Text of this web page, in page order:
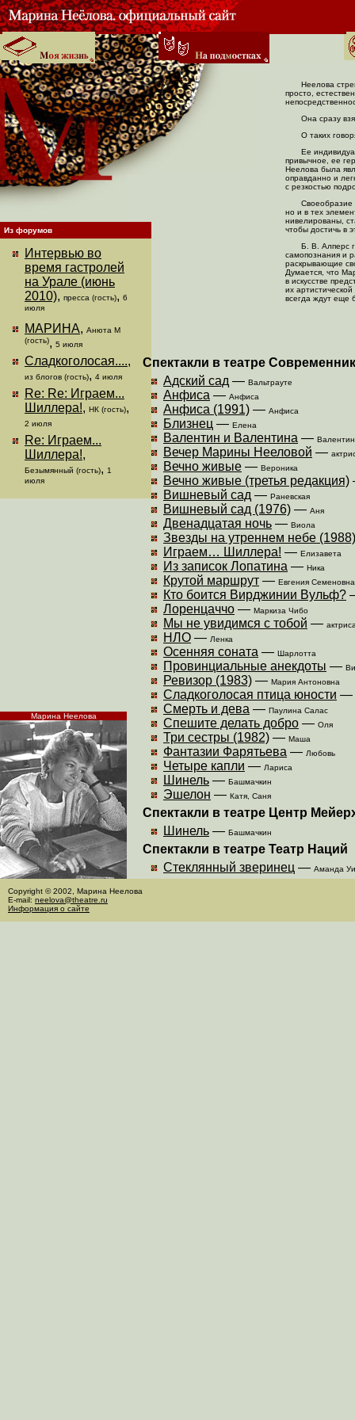
Из форумов
Интервью во
время гастролей
на Урале (июнь
2010), пресса (гость), 6
июля
МАРИНА, Анюта М
(гость), 5 июля
Сладкоголосая....,
из блогов (гость), 4 июля
Re: Re: Играем...
Шиллера!, НК (гость),
2 июля
Re: Играем...
Шиллера!,
Безымянный (гость), 1
июля
Неелова
просто,
Она сразу
О таких
Ее
привычное, ее
Неелова была
оправданно и
с резкостью
Своеобразие
но и в тех
нивелированы,
чтобы достичь в
Б. В. Алперс
самопознания и
раскрывающие
Думается, что
в искусстве
их
всегда ждут еще
Спектакли в театре Современник
Адский сад — Вальтрауте
Анфиса — Анфиса
Анфиса (1991) — Анфиса
Близнец — Елена
Валентин и Валентина —
Вечер Марины Нееловой —
Вечно живые — Вероника
Вечно живые (третья редакция)
Вишневый сад — Раневская
Вишневый сад (1976) — Аня
Двенадцатая ночь — Виола
Звезды на утреннем небе (1988)
Играем… Шиллера! — Елизавета
Из записок Лопатина — Ника
Крутой маршрут — Евгения Семеновна
Кто боится Вирджинии Вульф?
Лоренцаччо — Маркиза Чибо
Мы не увидимся с тобой —
НЛО — Ленка
Осенняя соната — Шарлотта
Провинциальные анекдоты —
Ревизор (1983) — Мария Антоновна
Сладкоголосая птица юности —
Смерть и дева — Паулина Салас
Спешите делать добро — Оля
Три сестры (1982) — Маша
Фантазии Фарятьева — Любовь
Четыре капли — Лариса
Шинель — Башмачкин
Эшелон — Катя, Саня
Спектакли в театре Центр
Шинель — Башмачкин
Спектакли в театре Театр Наций
Стеклянный зверинец — Аманда
Марина Неелова
Copyright © 2002, Марина Неелова
E-mail: neelova@theatre.ru
Информация о сайте